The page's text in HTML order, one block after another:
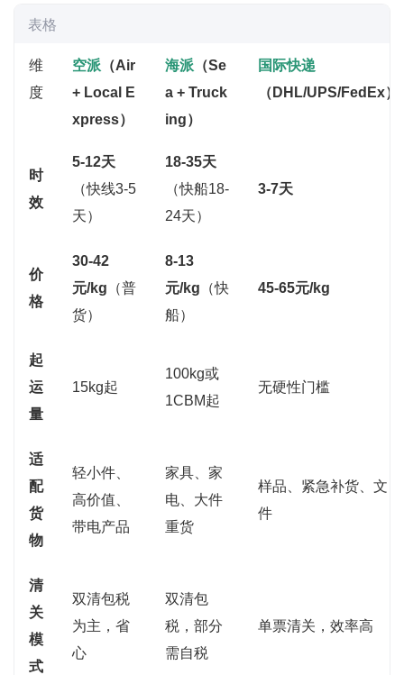
表格
维
度
空派 （Air
+ Local E
xpress）
海派 （Se
a + Truck
ing）
国际快递
（DHL/UPS/FedEx）
时
效
5-12天
（快线3-5
天）
18-35天
（快船18-
24天）
3-7天
价
格
30-42
元/kg ‌（普
货）
8-13
元/kg ‌（快
船）
45-65元/kg
起
运
量
15kg起
100kg或
1CBM起
无硬性门槛
适
配
货
物
轻小件、
高价值、
带电产品
家具、家
电、大件
重货
样品、紧急补货、文
件
清
关
模
式
双清包税
为主，省
心
双清包
税，部分
需自税
单票清关，效率高